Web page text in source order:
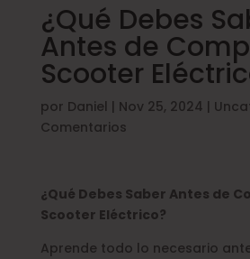
¿Qué Debes
Antes de
Scooter
por Daniel | Nov 25, 2024 |
Comentarios
¿Qué Debes Saber Antes de
Scooter Eléctrico?
Aprende todo lo necesario